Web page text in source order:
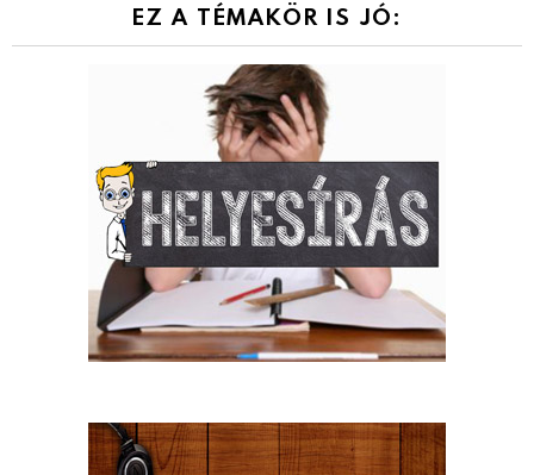
EZ A TÉMAKÖR IS JÓ: